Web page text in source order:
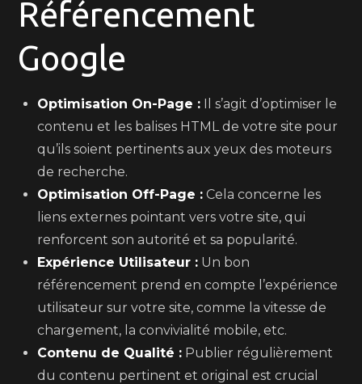
Référencement
Google
Optimisation On-Page : Il s’agit d’optimiser le
contenu et les balises HTML de votre site pour
qu’ils soient pertinents aux yeux des moteurs
de recherche.
Optimisation Off-Page : Cela concerne les
liens externes pointant vers votre site, qui
renforcent son autorité et sa popularité.
Expérience Utilisateur : Un bon
référencement prend en compte l’expérience
utilisateur sur votre site, comme la vitesse de
chargement, la convivialité mobile, etc.
Contenu de Qualité : Publier régulièrement
du contenu pertinent et original est crucial